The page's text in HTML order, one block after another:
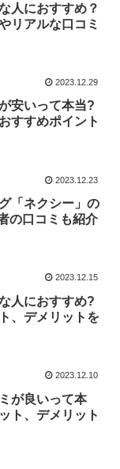
人におすすめ？
リアルな口コミ
2023.12.29
安いって本当?
すすめポイント
2023.12.23
「ネクシー」の
の口コミも紹介
2023.12.15
人におすすめ?
、デメリットを
2023.12.10
が良いって本
ト、デメリット